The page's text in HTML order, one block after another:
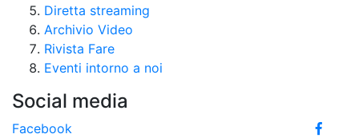
Diretta streaming
Archivio Video
Rivista Fare
Eventi intorno a noi
Social media
Facebook